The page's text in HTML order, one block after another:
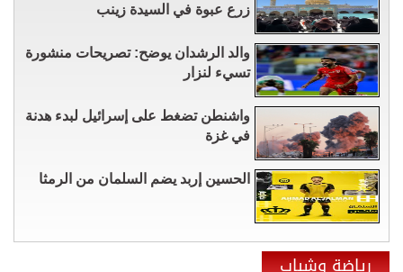
زرع عبوة في السيدة زينب
والد الرشدان يوضح: تصريحات منشورة
تسيء لنزار
واشنطن تضغط على إسرائيل لبدء هدنة
في غزة
الحسين إربد يضم السلمان من الرمثا
رياضة وشباب